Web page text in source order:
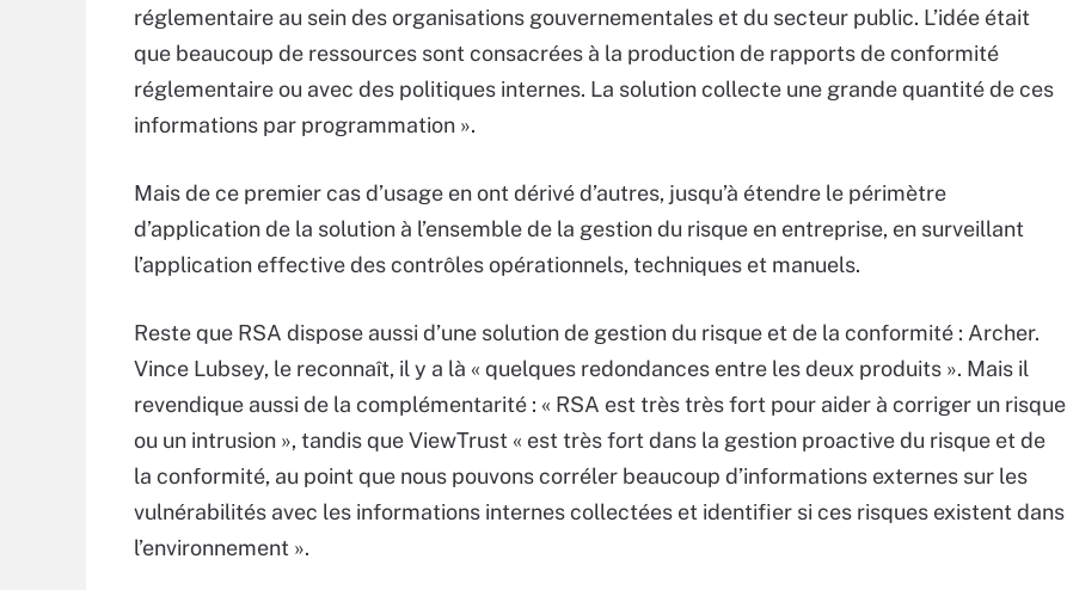
réglementaire au sein des organisations gouvernementales et du secteur public. L’idée était
que beaucoup de ressources sont consacrées à la production de rapports de conformité
réglementaire ou avec des politiques internes. La solution collecte une grande quantité de ces
informations par programmation ».
Mais de ce premier cas d’usage en ont dérivé d’autres, jusqu’à étendre le périmètre
d’application de la solution à l’ensemble de la gestion du risque en entreprise, en surveillant
l’application effective des contrôles opérationnels, techniques et manuels.
Reste que RSA dispose aussi d’une solution de gestion du risque et de la conformité : Archer.
Vince Lubsey, le reconnaît, il y a là « quelques redondances entre les deux produits ». Mais il
revendique aussi de la complémentarité : « RSA est très très fort pour aider à corriger un risque
ou un intrusion », tandis que ViewTrust « est très fort dans la gestion proactive du risque et de
la conformité, au point que nous pouvons corréler beaucoup d’informations externes sur les
vulnérabilités avec les informations internes collectées et identifier si ces risques existent dans
l’environnement ».